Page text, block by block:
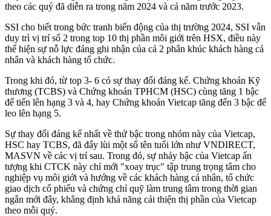
theo các quý đã diễn ra trong năm 2024 và cả năm trước 2023.
SSI cho biết trong bức tranh biến động của thị trường 2024, SSI vẫn
duy trì vị trí số 2 trong top 10 thị phần môi giới trên HSX, điều này
thể hiện sự nỗ lực đáng ghi nhận của cả 2 phân khúc khách hàng cá
nhân và khách hàng tổ chức.
Trong khi đó, từ top 3- 6 có sự thay đổi đáng kể. Chứng khoán Kỹ
thương (TCBS) và Chứng khoán TPHCM (HSC) cùng tăng 1 bậc
để tiến lên hạng 3 và 4, hay Chứng khoán Vietcap tăng đến 3 bậc để
leo lên hạng 5.
Sự thay đổi đáng kể nhất về thứ bậc trong nhóm này của Vietcap,
HSC hay TCBS, đã đẩy lùi một số tên tuổi lớn như VNDIRECT,
MASVN về các vị trí sau. Trong đó, sự nhảy bậc của Vietcap ấn
tượng khi CTCK này chỉ mới "xoay trục" tập trung trọng tâm cho
nghiệp vụ môi giới và hướng về các khách hàng cá nhân, tổ chức
giao dịch cổ phiếu và chứng chỉ quỹ làm trung tâm trong thời gian
ngắn mới đây, khẳng định khả năng cải thiện thị phần của Vietcap
theo mỗi quý.